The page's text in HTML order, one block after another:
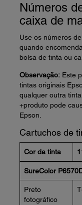
Números
caixa de
Use os números
quando
bolsa de tinta ou
Observação: Este
tintas originais
qualquer outra
+produto pode
Epson.
Cartuchos de
Cor da tinta
SureColor
Preto
fotográfico